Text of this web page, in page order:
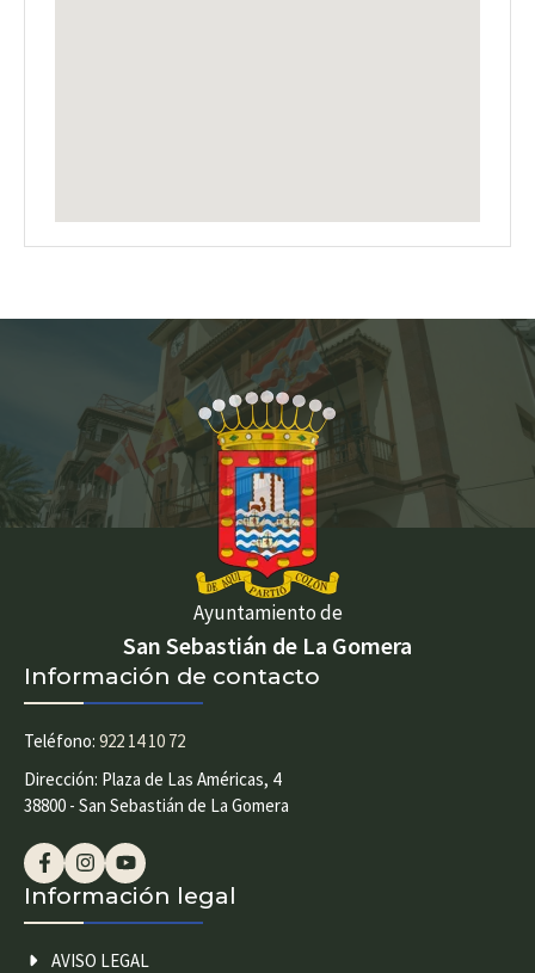
Ayuntamiento de
San Sebastián de La Gomera
Información de contacto
Teléfono: 922 14 10 72
Dirección: Plaza de Las Américas, 4
38800 - San Sebastián de La Gomera
Información legal
AVISO LEGAL